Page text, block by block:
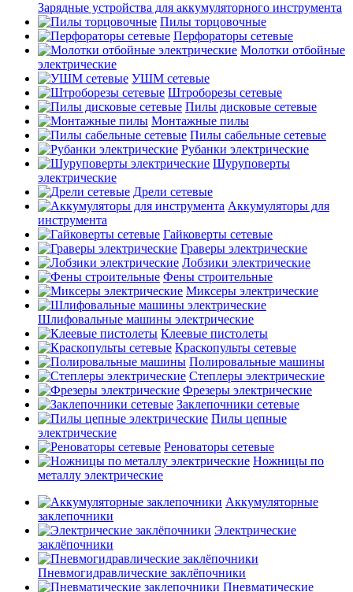
Зарядные устройства для аккумуляторного инструмента
Пилы торцовочные
Перфораторы сетевые
Молотки отбойные
электрические
УШМ сетевые
Штроборезы сетевые
Пилы дисковые сетевые
Монтажные пилы
Пилы сабельные сетевые
Рубанки электрические
Шуруповерты
электрические
Дрели сетевые
Аккумуляторы для
инструмента
Гайковерты сетевые
Граверы электрические
Лобзики электрические
Фены строительные
Миксеры электрические
Шлифовальные машины электрические
Клеевые пистолеты
Краскопульты сетевые
Полировальные машины
Степлеры электрические
Фрезеры электрические
Заклепочники сетевые
Пилы цепные
электрические
Реноваторы сетевые
Ножницы по
металлу электрические
Аккумуляторные
заклепочники
Электрические
заклёпочники
Пневмогидравлические заклёпочники
Пневматические